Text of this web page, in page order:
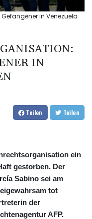
in Venezuela
IN
Teilen Teilen
ein
gestorben. Der
Sabino sei am
tot
der
AFP.